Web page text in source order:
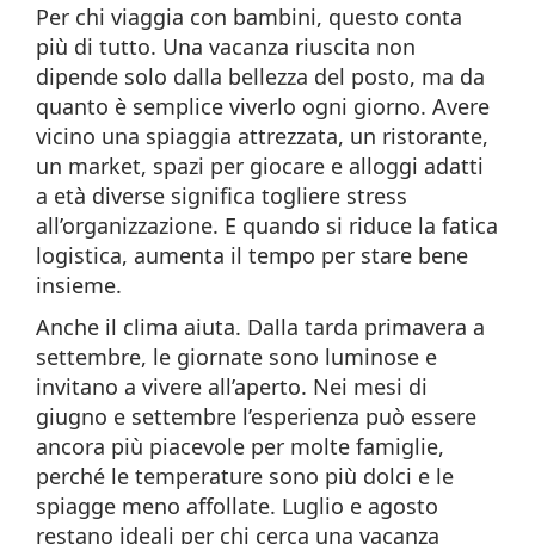
Per chi viaggia con bambini, questo conta
più di tutto. Una vacanza riuscita non
dipende solo dalla bellezza del posto, ma da
quanto è semplice viverlo ogni giorno. Avere
vicino una spiaggia attrezzata, un ristorante,
un market, spazi per giocare e alloggi adatti
a età diverse significa togliere stress
all’organizzazione. E quando si riduce la fatica
logistica, aumenta il tempo per stare bene
insieme.
Anche il clima aiuta. Dalla tarda primavera a
settembre, le giornate sono luminose e
invitano a vivere all’aperto. Nei mesi di
giugno e settembre l’esperienza può essere
ancora più piacevole per molte famiglie,
perché le temperature sono più dolci e le
spiagge meno affollate. Luglio e agosto
restano ideali per chi cerca una vacanza